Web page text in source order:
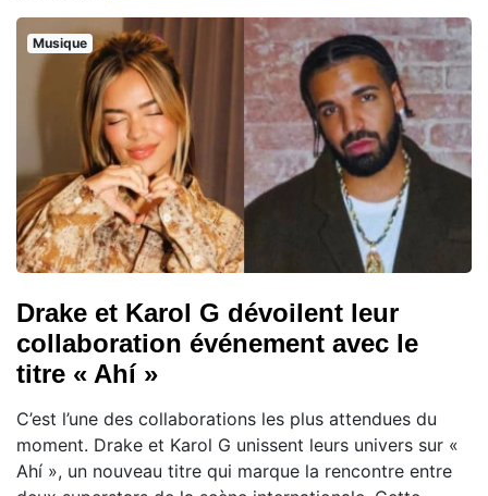
Musique
Drake et Karol G dévoilent leur
collaboration événement avec le
titre « Ahí »
C’est l’une des collaborations les plus attendues du
moment. Drake et Karol G unissent leurs univers sur «
Ahí », un nouveau titre qui marque la rencontre entre